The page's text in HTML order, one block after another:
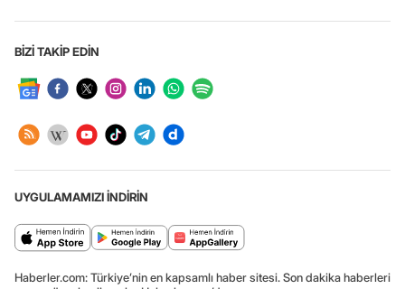
BİZİ TAKİP EDİN
UYGULAMAMIZI İNDİRİN
Haberler.com: Türkiye’nin en kapsamlı haber sitesi. Son dakika haberleri